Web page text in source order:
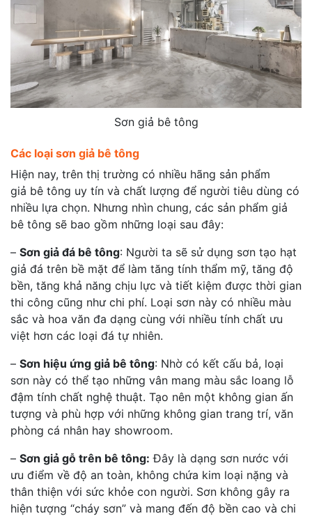
Sơn giả bê tông
Các loại sơn giả bê tông
Hiện nay, trên thị trường có nhiều hãng sản phẩm
giả bê tông uy tín và chất lượng để người tiêu dùng có
nhiều lựa chọn. Nhưng nhìn chung, các sản phẩm giả
bê tông sẽ bao gồm những loại sau đây:
– Sơn giả đá bê tông: Người ta sẽ sử dụng sơn tạo hạt
giả đá trên bề mặt để làm tăng tính thẩm mỹ, tăng độ
bền, tăng khả năng chịu lực và tiết kiệm được thời gian
thi công cũng như chi phí. Loại sơn này có nhiều màu
sắc và hoa văn đa dạng cùng với nhiều tính chất ưu
việt hơn các loại đá tự nhiên.
– Sơn hiệu ứng giả bê tông: Nhờ có kết cấu bả, loại
sơn này có thể tạo những vân mang màu sắc loang lỗ
đậm tính chất nghệ thuật. Tạo nên một không gian ấn
tượng và phù hợp với những không gian trang trí, văn
phòng cá nhân hay showroom.
– Sơn giả gỗ trên bê tông: Đây là dạng sơn nước với
ưu điểm về độ an toàn, không chứa kim loại nặng và
thân thiện với sức khỏe con người. Sơn không gây ra
hiện tượng “cháy sơn” và mang đến độ bền cao và chi